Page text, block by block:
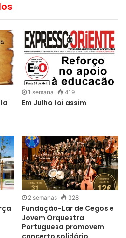
1 semana 419
Em Julho foi assim
2 semanas 328
Fundação-Lar de Cegos e
Jovem Orquestra
Portuguesa promovem
concerto solidário